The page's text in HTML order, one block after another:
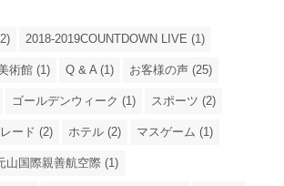
2018-2019COUNTDOWN LIVE (1)
術館 (1) Q & A (1) お客様の声 (25)
ゴールデンウィーク (1) スポーツ (2)
ード (2) ホテル (2) マスゲーム (1)
山国際親善航空際 (1)